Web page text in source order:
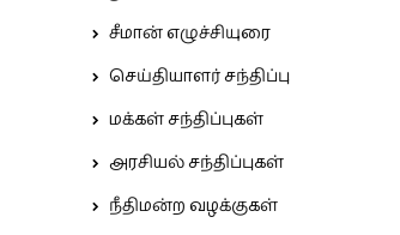
சீமான் எழுச்சியுரை
செய்தியாளர் சந்திப்பு
மக்கள் சந்திப்புகள்
அரசியல் சந்திப்புகள்
நீதிமன்ற வழக்குகள்